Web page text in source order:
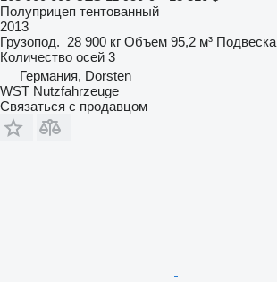
Полуприцеп тентованный
2013
Грузопод. 28 900 кг Объем 95,2 м³ Подвеска
Количество осей 3
Германия, Dorsten
WST Nutzfahrzeuge
Связаться с продавцом